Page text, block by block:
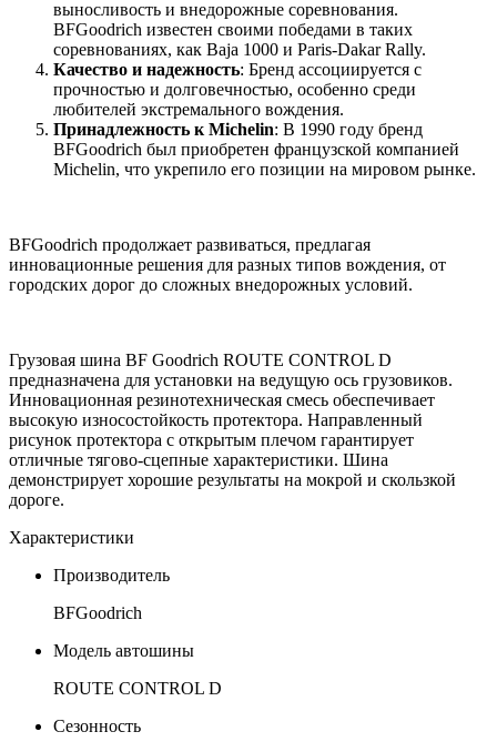
выносливость и внедорожные соревнования.
BFGoodrich известен своими победами в таких
соревнованиях, как Baja 1000 и Paris-Dakar Rally.
Качество и надежность: Бренд ассоциируется с
прочностью и долговечностью, особенно среди
любителей экстремального вождения.
Принадлежность к Michelin: В 1990 году бренд
BFGoodrich был приобретен французской компанией
Michelin, что укрепило его позиции на мировом рынке.
BFGoodrich продолжает развиваться, предлагая
инновационные решения для разных типов вождения, от
городских дорог до сложных внедорожных условий.
Грузовая шина BF Goodrich ROUTE CONTROL D
предназначена для установки на ведущую ось грузовиков.
Инновационная резинотехническая смесь обеспечивает
высокую износостойкость протектора. Направленный
рисунок протектора с открытым плечом гарантирует
отличные тягово-сцепные характеристики. Шина
демонстрирует хорошие результаты на мокрой и скользкой
дороге.
Характеристики
Производитель
BFGoodrich
Модель автошины
ROUTE CONTROL D
Сезонность